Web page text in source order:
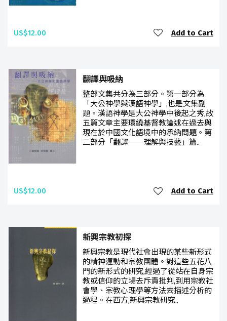
US$12.00 Add to Cart
翻譯與吸納
整部文集共分為三部分。第一部分為
「大公神學與漢語神學」,也是文集副
題。漢語神學是大公神學中後起之秀,故
五篇文章主要環繞基督教論述在過去與
現在於中國文化語境中的承納問題。第
二部分「翻譯──理解與技藝」篇..
US$12.00 Add to Cart
新興宗教初探
新興宗教是現代社會出現的某些新形式
的精神運動和宗教團體。對這些五花八
門的新形式的研究,經過了從站在自身宗
教或信仰的立場去斥責批判,到用宗教社
會學、宗教心理學等方法去描述分析的
過程。在西方,新興宗教研究..